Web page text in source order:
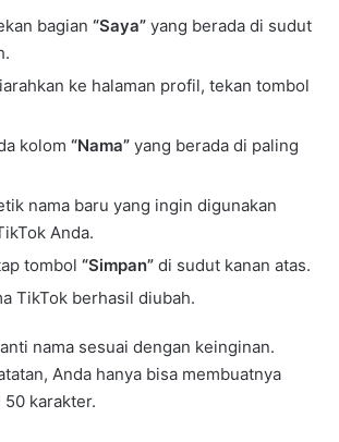
bagian “Saya” yang berada di sudut
ke halaman profil, tekan tombol
kolom “Nama” yang berada di paling
nama baru yang ingin digunakan
Anda.
tombol “Simpan” di sudut kanan atas.
TikTok berhasil diubah.
nama sesuai dengan keinginan.
Anda hanya bisa membuatnya
karakter.